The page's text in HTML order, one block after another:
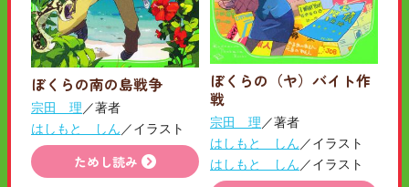
ぼくらの南の島戦争
宗田 理 ／著者
はしもと しん ／イラスト
ためし読み
ぼくらの（ヤ）バイト作
戦
宗田 理 ／著者
はしもと しん ／イラスト
はしもと しん ／イラスト